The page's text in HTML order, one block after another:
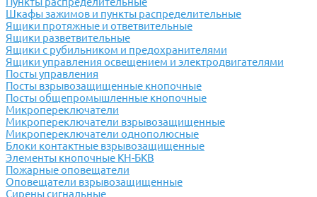
Шкафы зажимов и пункты распределительные
Ящики протяжные и ответвительные
Ящики разветвительные
Ящики с рубильником и предохранителями
Ящики управления освещением и электродвигателями
Посты управления
Посты взрывозащищенные кнопочные
Посты общепромышленные кнопочные
Микропереключатели
Микропереключатели взрывозащищенные
Микропереключатели однополюсные
Блоки контактные взрывозащищенные
Элементы кнопочные КН-БКВ
Пожарные оповещатели
Оповещатели взрывозащищенные
Сирены сигнальные